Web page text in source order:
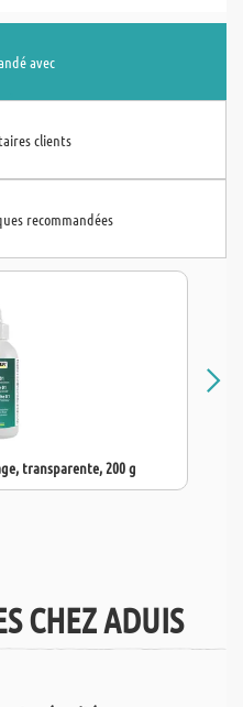
avec
clients
recommandées
transparente, 200 g
CHEZ ADUIS